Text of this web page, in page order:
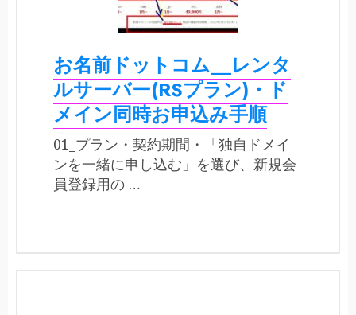
お名前ドットコム__レンタ
ルサーバー(RSプラン)・ド
メイン同時お申込み手順
01_プラン・契約期間・「独自ドメイ
ンを一緒に申し込む」を選び、新規会
員登録用の …